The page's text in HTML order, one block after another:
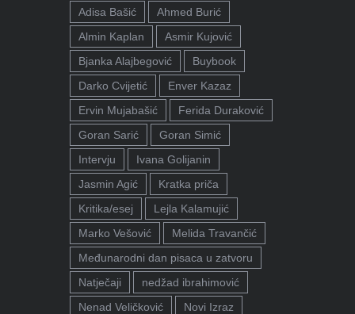
Adisa Bašić
Ahmed Burić
Almin Kaplan
Asmir Kujović
Bjanka Alajbegović
Buybook
Darko Cvijetić
Enver Kazaz
Ervin Mujabašić
Ferida Duraković
Goran Sarić
Goran Simić
Intervju
Ivana Golijanin
Jasmin Agić
Kratka priča
Kritika/esej
Lejla Kalamujić
Marko Vešović
Melida Travančić
Međunarodni dan pisaca u zatvoru
Natječaji
nedžad ibrahimović
Nenad Veličković
Novi Izraz